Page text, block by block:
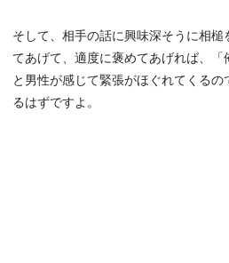
そして、相手の話に興味深そうに相槌
てあげて、適度に褒めてあげれば、「
と男性が感じて緊張がほぐれてくる
るはずですよ。